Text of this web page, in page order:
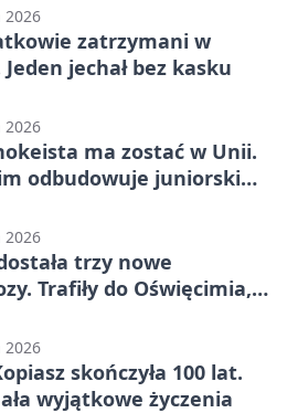
2026
zatrzymani w
jechał bez kasku
2026
ma zostać w Unii.
odbudowuje juniorski
trzy nowe
Trafiły do Oświęcimia,
skończyła 100 lat.
wyjątkowe życzenia